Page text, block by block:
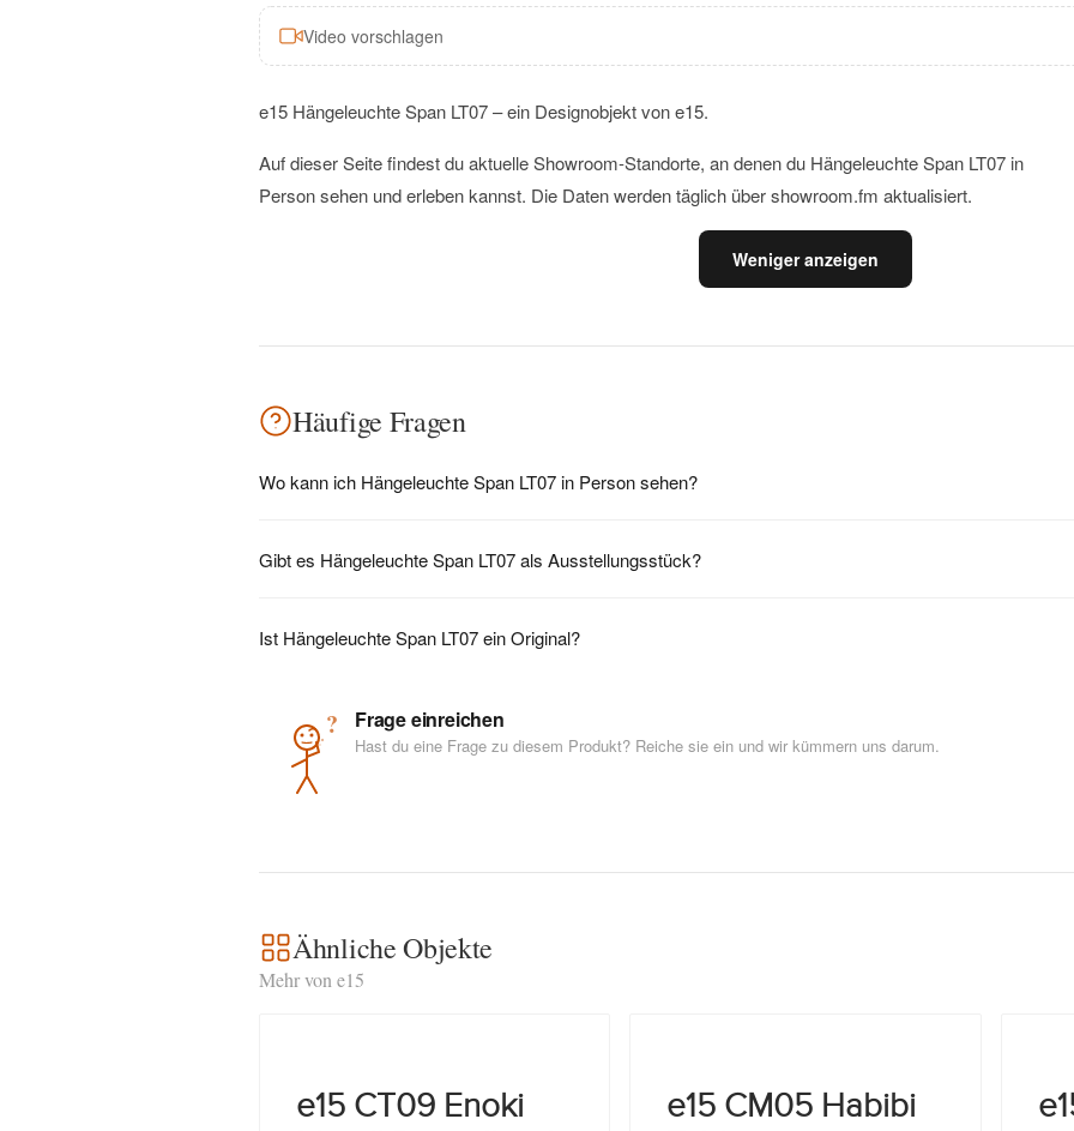
Video vorschlagen
e15 Hängeleuchte Span LT07 – ein Designobjekt von e15.
Auf dieser Seite findest du aktuelle Showroom-Standorte, an denen du Hängeleuchte Span LT07 in
Person sehen und erleben kannst. Die Daten werden täglich über showroom.fm aktualisiert.
Weniger anzeigen
Häufige Fragen
Wo kann ich Hängeleuchte Span LT07 in Person sehen?
Gibt es Hängeleuchte Span LT07 als Ausstellungsstück?
Ist Hängeleuchte Span LT07 ein Original?
? Frage einreichen
Hast du eine Frage zu diesem Produkt? Reiche sie ein und wir kümmern uns darum.
Ähnliche Objekte
Mehr von e15
e15 CT09 Enoki
e15 CM05 Habibi